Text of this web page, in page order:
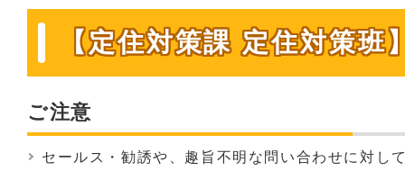
【定住対策課 定住対策班
ご注意
セールス・勧誘や、趣旨不明な問い合わせに対し